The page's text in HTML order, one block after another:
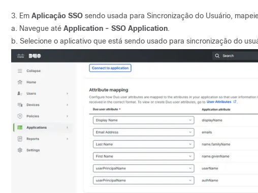
3. Em Aplicação SSO sendo usada para Sincronização do Usuário,
a. Navegue até Application - SSO Application.
b. Selecione o aplicativo que está sendo usado para sincronização do